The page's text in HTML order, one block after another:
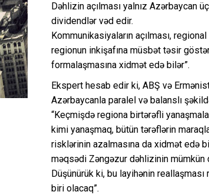
Dəhlizin açılması yalnız Azərbaycan
dividendlər vəd edir.
Kommunikasiyaların açılması,
regionun inkişafına müsbət təsir
formalaşmasına xidmət edə bilər”.
Ekspert hesab edir ki, ABŞ və
Azərbaycanla paralel və balanslı
“Keçmişdə regiona birtərəfli
kimi yanaşmaq, bütün tərəflərin
risklərinin azalmasına da xidmət edə
məqsədi Zəngəzur dəhlizinin mümkün
Düşünürük ki, bu layihənin
biri olacaq”.